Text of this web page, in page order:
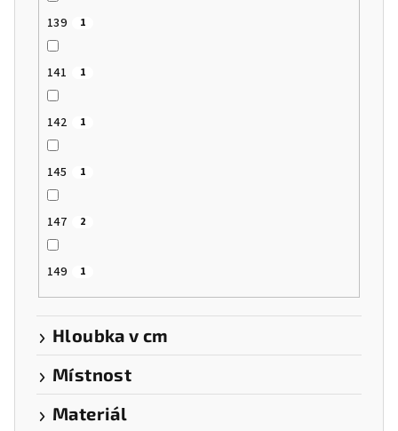
139 1
141 1
142 1
145 1
147 2
149 1
Hloubka v cm
Místnost
Materiál